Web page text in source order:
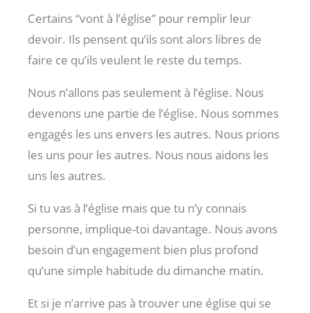
Certains “vont à l’église” pour remplir leur
devoir. Ils pensent qu’ils sont alors libres de
faire ce qu’ils veulent le reste du temps.
Nous n’allons pas seulement à l’église. Nous
devenons une partie de l’église. Nous sommes
engagés les uns envers les autres. Nous prions
les uns pour les autres. Nous nous aidons les
uns les autres.
Si tu vas à l’église mais que tu n’y connais
personne, implique-toi davantage. Nous avons
besoin d’un engagement bien plus profond
qu’une simple habitude du dimanche matin.
Et si je n’arrive pas à trouver une église qui se